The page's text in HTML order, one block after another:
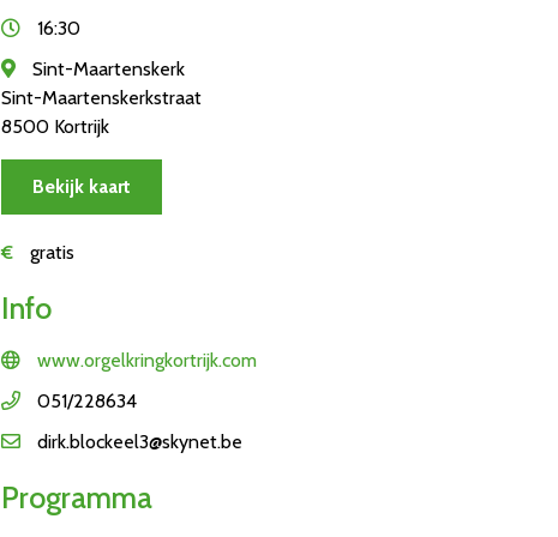
16:30
Sint-Maartenskerk
Sint-Maartenskerkstraat
8500 Kortrijk
Bekijk kaart
€ gratis
Info
www.orgelkringkortrijk.com
051/228634
dirk.blockeel3@skynet.be
Programma